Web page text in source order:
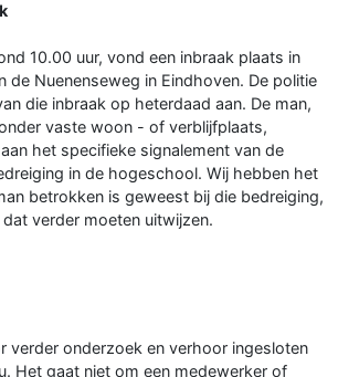
10.00 uur, vond een inbraak plaats in
de Nuenenseweg in Eindhoven. De politie
die inbraak op heterdaad aan. De man,
vaste woon - of verblijfplaats,
het specifieke signalement van de
in de hogeschool. Wij hebben het
betrokken is geweest bij die bedreiging,
verder moeten uitwijzen.
verder onderzoek en verhoor ingesloten
Het gaat niet om een medewerker of